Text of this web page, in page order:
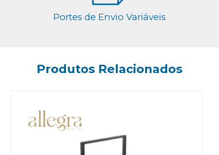
Portes de Envio Variáveis
Produtos Relacionados